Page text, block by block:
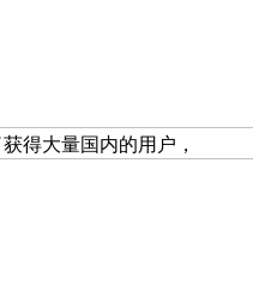
得大量国内的用户，